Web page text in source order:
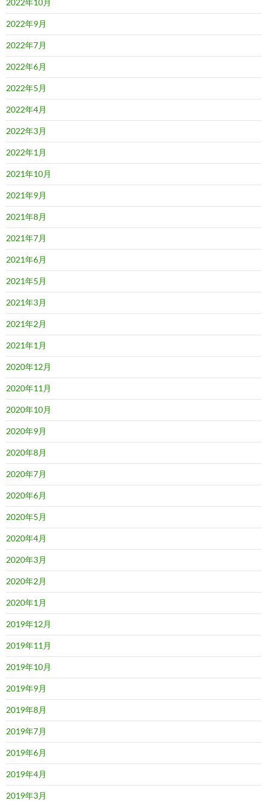
2022年10月
2022年9月
2022年7月
2022年6月
2022年5月
2022年4月
2022年3月
2022年1月
2021年10月
2021年9月
2021年8月
2021年7月
2021年6月
2021年5月
2021年3月
2021年2月
2021年1月
2020年12月
2020年11月
2020年10月
2020年9月
2020年8月
2020年7月
2020年6月
2020年5月
2020年4月
2020年3月
2020年2月
2020年1月
2019年12月
2019年11月
2019年10月
2019年9月
2019年8月
2019年7月
2019年6月
2019年4月
2019年3月